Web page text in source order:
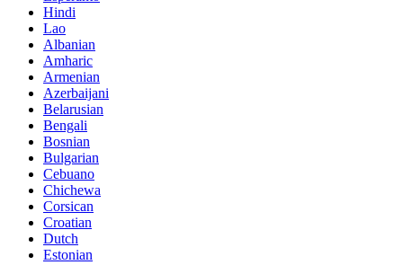
Hindi
Lao
Albanian
Amharic
Armenian
Azerbaijani
Belarusian
Bengali
Bosnian
Bulgarian
Cebuano
Chichewa
Corsican
Croatian
Dutch
Estonian